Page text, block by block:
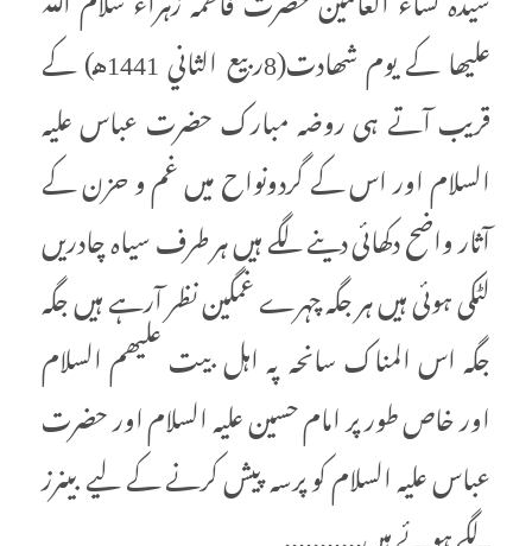
علیھا کے یوم شھادت(8ربيع الثاني 1441هـ) کے
قریب آتے ہی روضہ مبارک حضرت عباس علیہ
السلام اور اس کے گردونواح میں غم و حزن کے
آثار واضح دکھائی دینے لگے ہیں ہر طرف سیاہ چادریں
لٹکی ہوئی ہیں ہر جگہ چہرے غمگین نظر آرہے ہیں جگہ
جگہ اس المناک سانحہ پہ اہل بیت علیھم السلام
اور خاص طور پر امام حسین علیہ السلام اور حضرت
عباس علیہ السلام کو پرسہ پیش کرنے کے لیے بینرز
لگے ہوئے ہیں...........